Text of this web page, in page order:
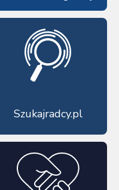
Szukajradcy.pl